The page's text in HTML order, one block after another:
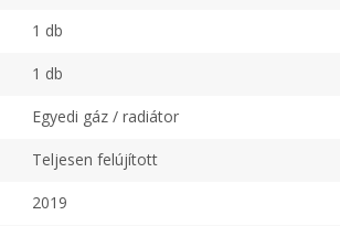
1 db
1 db
Egyedi gáz / radiátor
Teljesen felújított
2019